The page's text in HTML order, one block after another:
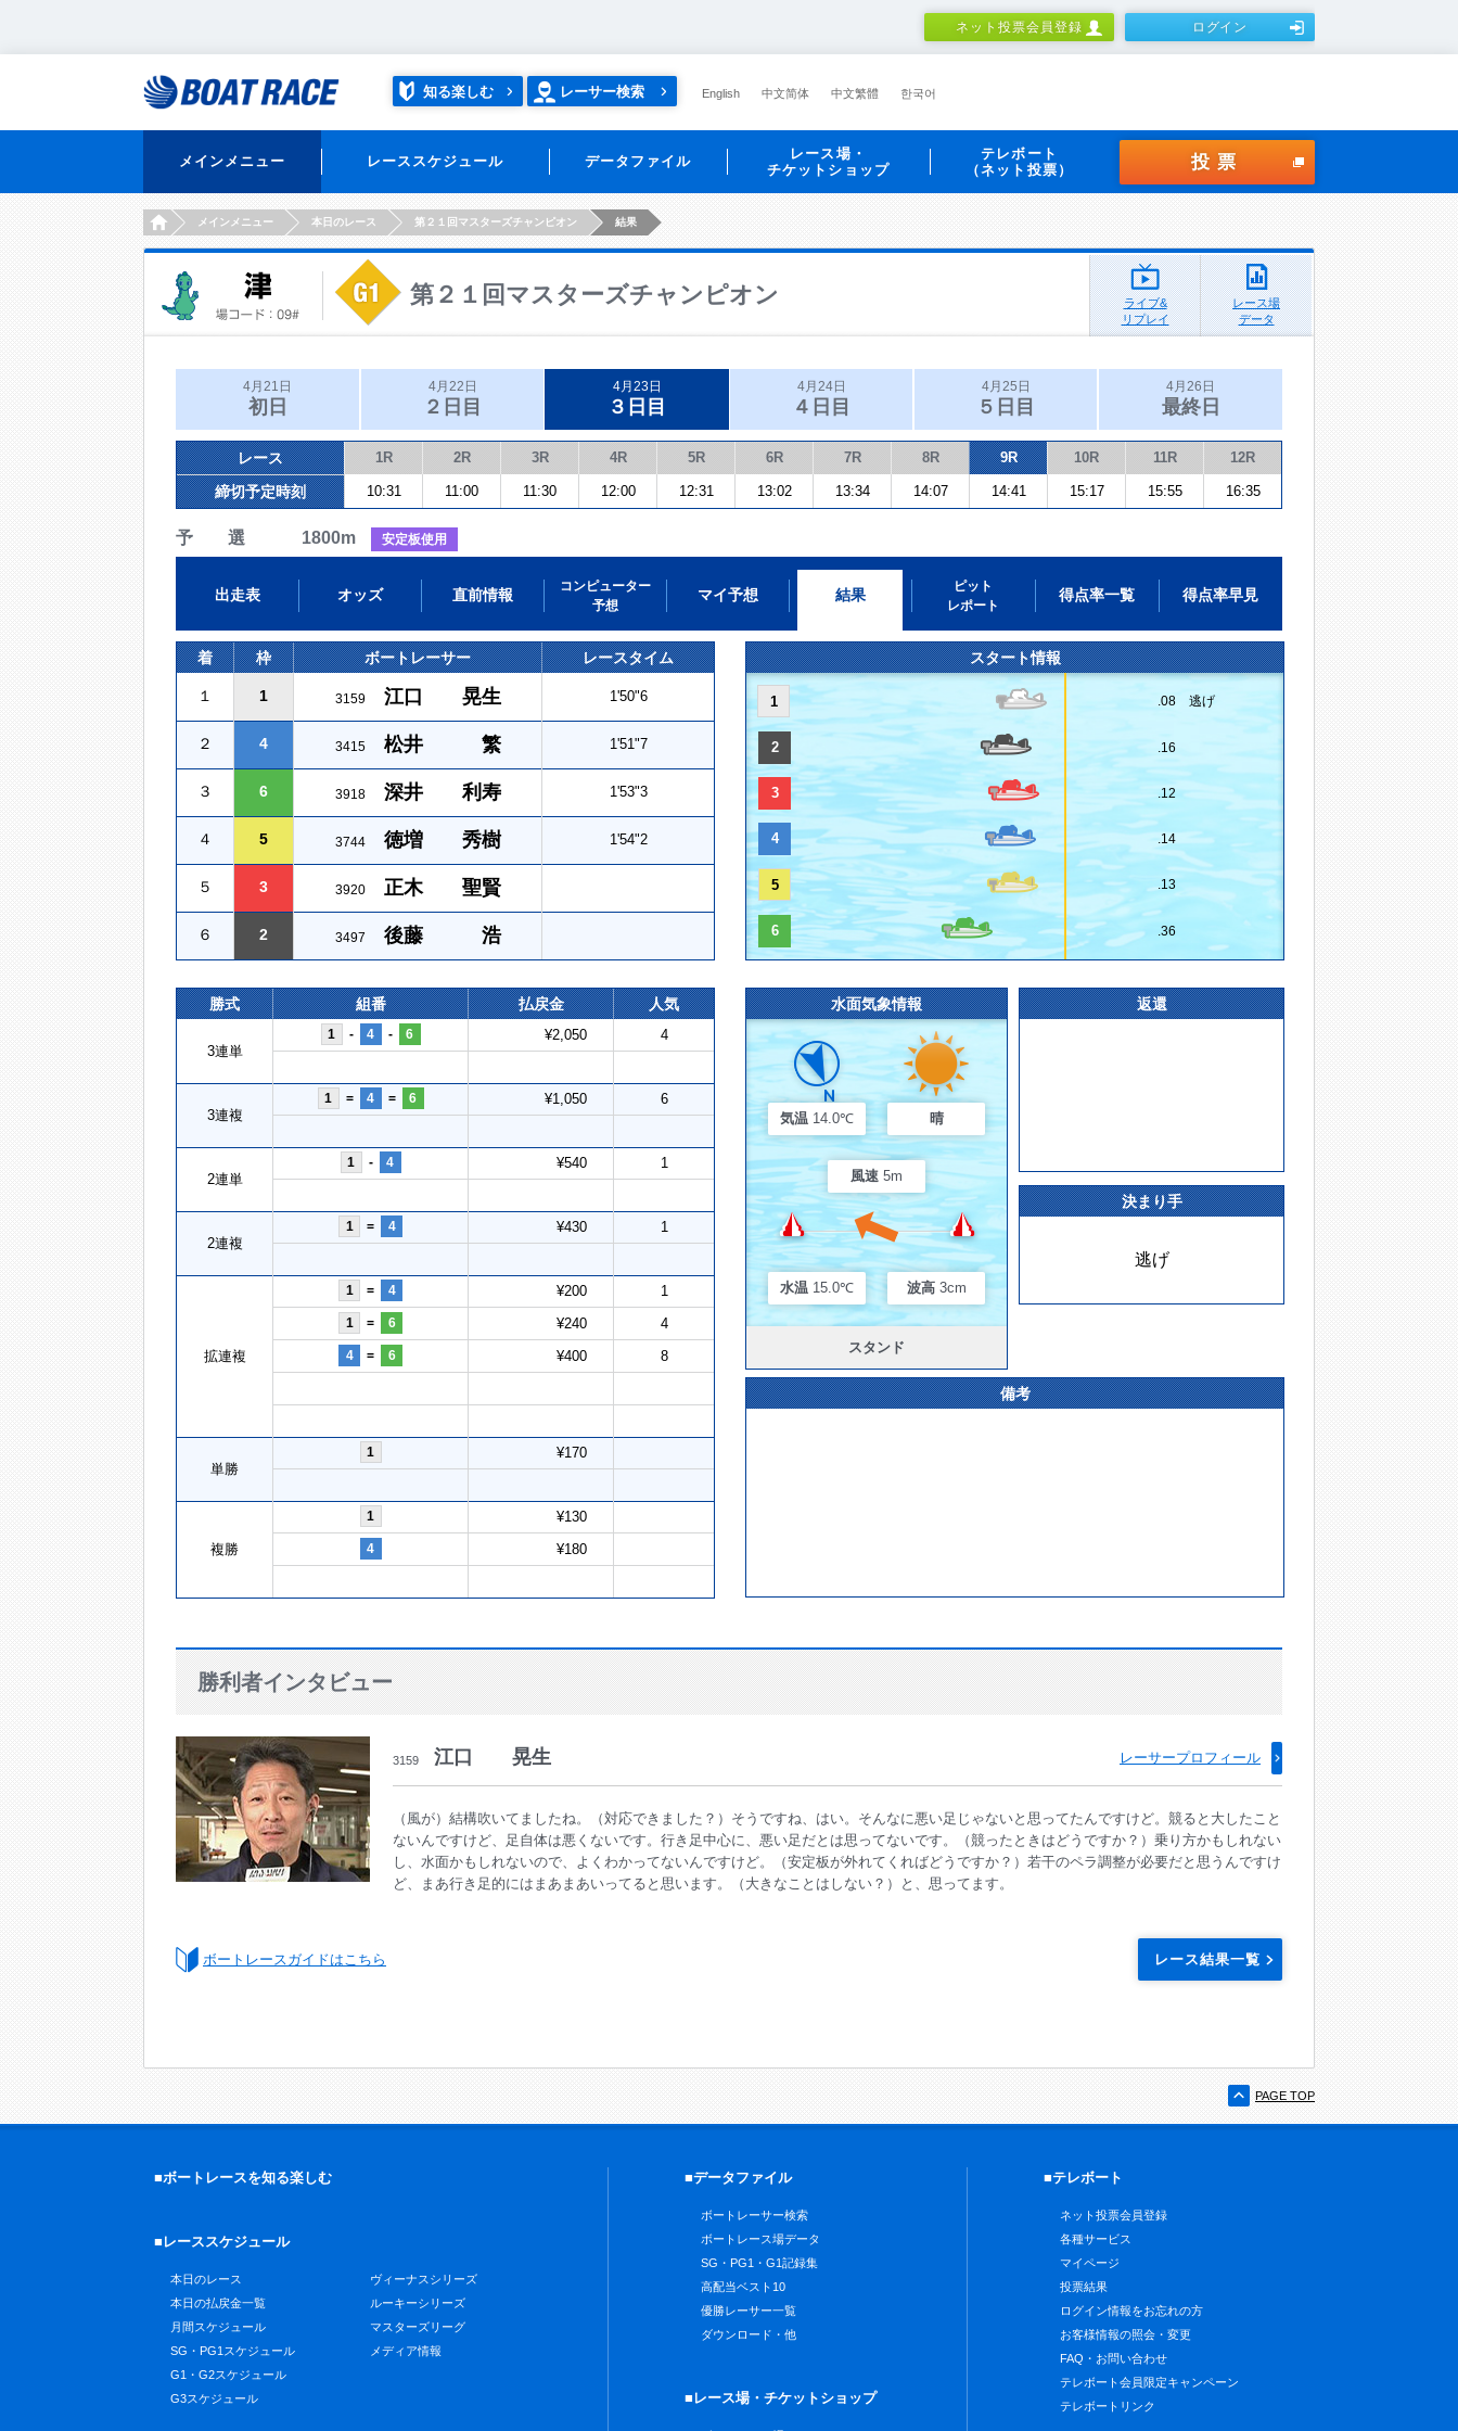
ネット投票会員登録 ログイン
知る楽しむ レーサー検索 English 中文简体 中文繁體 한국어
メインメニュー レーススケジュール データファイル
レース場・
チケットショップ
テレボート
（ネット投票）
投票
HOMEメインメニュー 本日のレース 第２１回マスターズチャンピオン 結果
第２１回マスターズチャンピオン
ライブ&
リプレイ
レース場
データ
4月21日
初日
4月22日
２日目
4月23日
３日目
4月24日
４日目
4月25日
５日目
4月26日
最終日
レース 1R 2R 3R 4R 5R 6R 7R 8R 9R 10R 11R 12R
締切予定時刻 10:31 11:00 11:30 12:00 12:31 13:02 13:34 14:07 14:41 15:17 15:55 16:35
予 選 1800m 安定板使用
出走表 オッズ 直前情報
コンピューター
予想
マイ予想 結果
ピット
レポート
得点率一覧 得点率早見
着 枠 ボートレーサー レースタイム
１ 1 3159 江口 晃生 1'50"6
２ 4 3415 松井 繁 1'51"7
３ 6 3918 深井 利寿 1'53"3
４ 5 3744 徳増 秀樹 1'54"2
５ 3 3920 正木 聖賢
６ 2 3497 後藤 浩
スタート情報
1 .08 逃げ
2 .16
3 .12
4 .14
5 .13
6 .36
勝式 組番 払戻金 人気
3連単
1 - 4 - 6 ¥2,050 4
3連複
1 = 4 = 6 ¥1,050 6
2連単
1 - 4 ¥540 1
2連複
1 = 4 ¥430 1
拡連複
1 = 4 ¥200 1
1 = 6 ¥240 4
4 = 6 ¥400 8
単勝
1 ¥170
複勝
1 ¥130
4 ¥180
水面気象情報
気温 14.0℃ 晴
風速 5m
水温 15.0℃ 波高 3cm
スタンド
返還
決まり手
逃げ
備考
勝利者インタビュー
3159 江口 晃生 レーサープロフィール
（風が）結構吹いてましたね。（対応できました？）そうですね、はい。そんなに悪い足じゃないと思ってたんですけど。競ると大したこと
ないんですけど、足自体は悪くないです。行き足中心に、悪い足だとは思ってないです。（競ったときはどうですか？）乗り方かもしれない
し、水面かもしれないので、よくわかってないんですけど。（安定板が外れてくればどうですか？）若干のペラ調整が必要だと思うんですけ
ど、まあ行き足的にはまあまあいってると思います。（大きなことはしない？）と、思ってます。
ボートレースガイドはこちら レース結果一覧
PAGE TOP
■ボートレースを知る楽しむ
■レーススケジュール
本日のレース
本日の払戻金一覧
月間スケジュール
SG・PG1スケジュール
G1・G2スケジュール
G3スケジュール
ヴィーナスシリーズ
ルーキーシリーズ
マスターズリーグ
メディア情報
■データファイル
ボートレーサー検索
ボートレース場データ
SG・PG1・G1記録集
高配当ベスト10
優勝レーサー一覧
ダウンロード・他
■レース場・チケットショップ
■テレボート
ネット投票会員登録
各種サービス
マイページ
投票結果
ログイン情報をお忘れの方
お客様情報の照会・変更
FAQ・お問い合わせ
テレボート会員限定キャンペーン
テレボートリンク